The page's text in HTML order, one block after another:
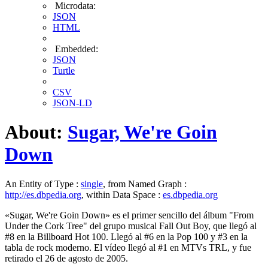
Microdata:
JSON
HTML
Embedded:
JSON
Turtle
CSV
JSON-LD
About: Sugar, We're Goin
Down
An Entity of Type : single, from Named Graph :
http://es.dbpedia.org, within Data Space : es.dbpedia.org
«Sugar, We're Goin Down» es el primer sencillo del álbum "From
Under the Cork Tree" del grupo musical Fall Out Boy, que llegó al
#8 en la Billboard Hot 100. Llegó al #6 en la Pop 100 y #3 en la
tabla de rock moderno. El vídeo llegó al #1 en MTVs TRL, y fue
retirado el 26 de agosto de 2005.